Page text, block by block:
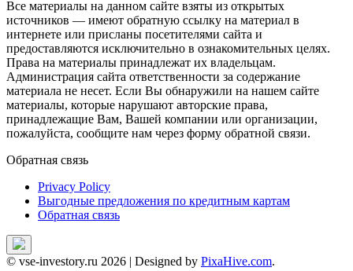
Все материалы на данном сайте взяты из открытых
источников — имеют обратную ссылку на материал в
интернете или присланы посетителями сайта и
предоставляются исключительно в ознакомительных целях.
Права на материалы принадлежат их владельцам.
Администрация сайта ответственности за содержание
материала не несет. Если Вы обнаружили на нашем сайте
материалы, которые нарушают авторские права,
принадлежащие Вам, Вашей компании или организации,
пожалуйста, сообщите нам через форму обратной связи.
Обратная связь
Privacy Policy
Выгодные предложения по кредитным картам
Обратная связь
© vse-investory.ru 2026 | Designed by PixaHive.com.